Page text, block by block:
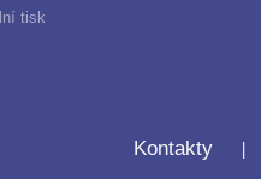
tisk
Kontakty |